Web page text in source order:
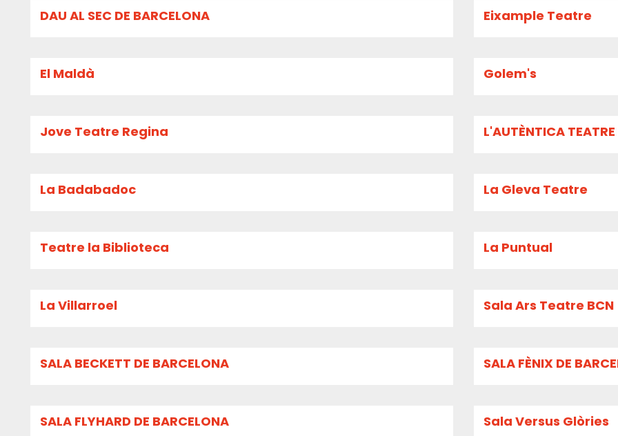
DAU AL SEC DE BARCELONA Eixample Teatre
El Maldà Golem's
Jove Teatre Regina L'AUTÈNTICA
La Badabadoc La Gleva Teatre
Teatre la Biblioteca La Puntual
La Villarroel Sala Ars Teatre BCN
SALA BECKETT DE BARCELONA SALA FÈNIX DE
SALA FLYHARD DE BARCELONA Sala Versus Glòries